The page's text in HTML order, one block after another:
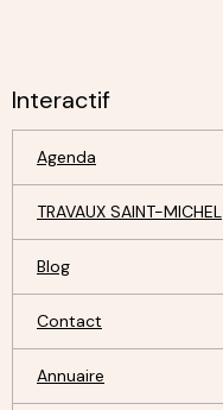
Interactif
Agenda
TRAVAUX SAINT-MICHEL
Blog
Contact
Annuaire